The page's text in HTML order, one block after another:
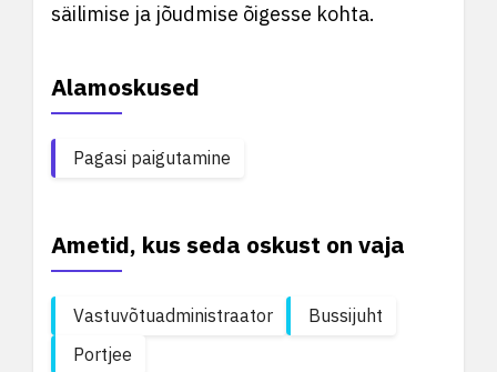
säilimise ja jõudmise õigesse kohta.
Alamoskused
Pagasi paigutamine
Ametid, kus seda oskust on vaja
Vastuvõtuadministraator
Bussijuht
Portjee